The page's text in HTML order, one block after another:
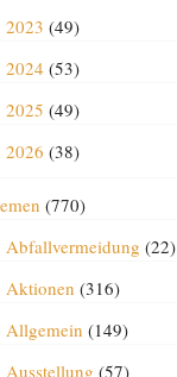
2023 (49)
2024 (53)
2025 (49)
2026 (38)
(770)
Abfallvermeidung (22)
Aktionen (316)
Allgemein (149)
Ausstellung (57)